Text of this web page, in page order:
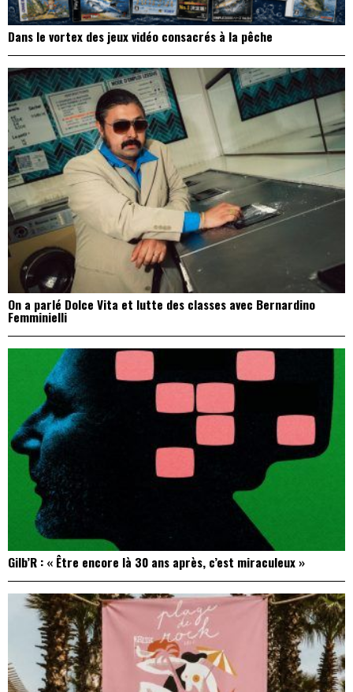
Dans le vortex des jeux vidéo consacrés à la pêche
On a parlé Dolce Vita et lutte des classes avec Bernardino
Femminielli
Gilb’R : « Être encore là 30 ans après, c’est miraculeux »